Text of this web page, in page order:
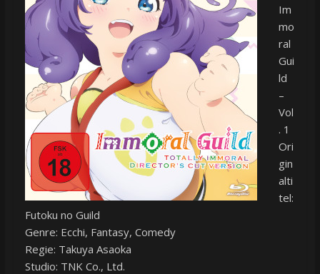
Im
mo
ral
Gui
ld
–
Vol
. 1
Ori
gin
alti
tel:
Futoku no Guild
Genre: Ecchi, Fantasy, Comedy
Regie: Takuya Asaoka
Studio: TNK Co., Ltd.